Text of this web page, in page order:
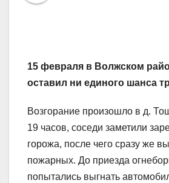
15 февраля в Волжском
оставил ни единого шанса
Возгорание произошло в д.
19 часов, соседи заметили
горожа, после чего сразу же
пожарных. До приезда
попытались выгнать